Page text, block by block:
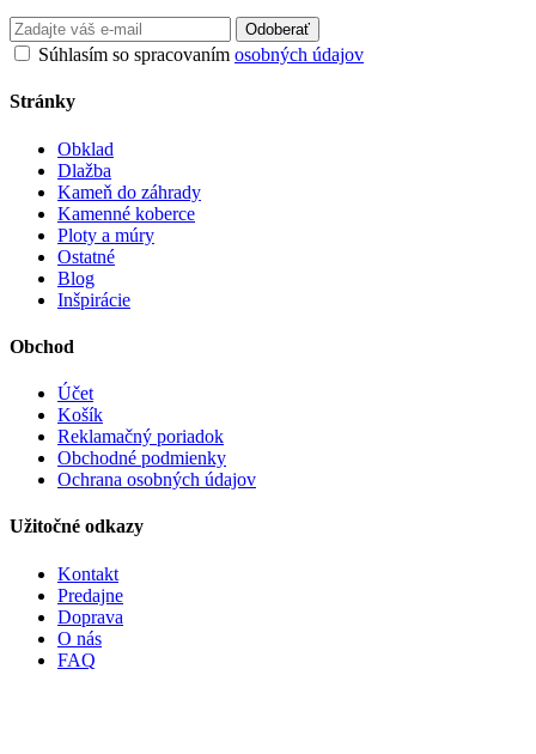
Odoberať
Súhlasím so spracovaním osobných údajov
Stránky
Obklad
Dlažba
Kameň do záhrady
Kamenné koberce
Ploty a múry
Ostatné
Blog
Inšpirácie
Obchod
Účet
Košík
Reklamačný poriadok
Obchodné podmienky
Ochrana osobných údajov
Užitočné odkazy
Kontakt
Predajne
Doprava
O nás
FAQ